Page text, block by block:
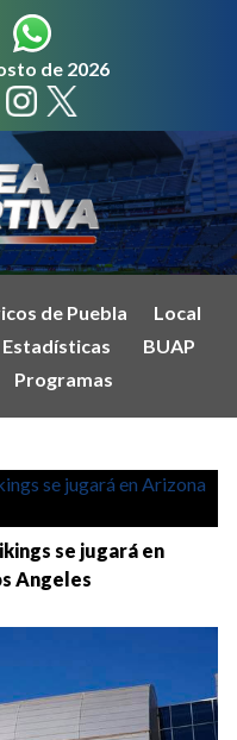
de 2026
de Puebla
Local
Estadísticas
BUAP
Programas
se jugará en
Angeles